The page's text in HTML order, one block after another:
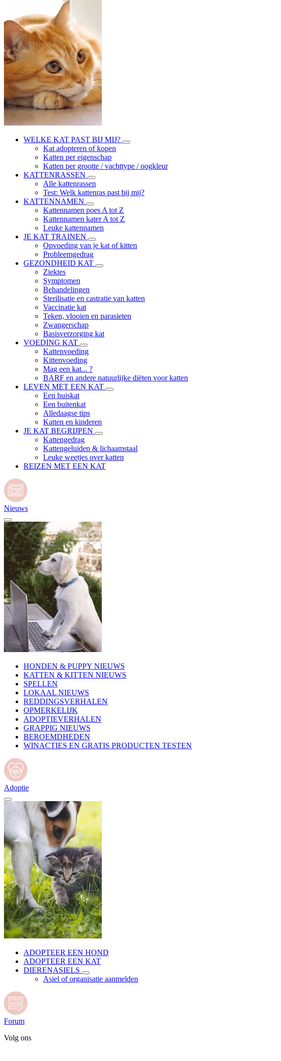
WELKE KAT PAST BIJ MIJ?
Kat adopteren of kopen
Katten per eigenschap
Katten per grootte / vachttype / oogkleur
KATTENRASSEN
Alle kattenrassen
Test: Welk kattenras past bij mij?
KATTENNAMEN
Kattennamen poes A tot Z
Kattennamen kater A tot Z
Leuke kattennamen
JE KAT TRAINEN
Opvoeding van je kat of kitten
Probleemgedrag
GEZONDHEID KAT
Ziektes
Symptomen
Behandelingen
Sterilisatie en castratie van katten
Vaccinatie kat
Teken, vlooien en parasieten
Zwangerschap
Basisverzorging kat
VOEDING KAT
Kattenvoeding
Kittenvoeding
Mag een kat... ?
BARF en andere natuurlijke diëten voor katten
LEVEN MET EEN KAT
Een huiskat
Een buitenkat
Alledaagse tips
Katten en kinderen
JE KAT BEGRIJPEN
Kattengedrag
Kattengeluiden & lichaamstaal
Leuke weetjes over katten
REIZEN MET EEN KAT
Nieuws
HONDEN & PUPPY NIEUWS
KATTEN & KITTEN NIEUWS
SPELLEN
LOKAAL NIEUWS
REDDINGSVERHALEN
OPMERKELIJK
ADOPTIEVERHALEN
GRAPPIG NIEUWS
BEROEMDHEDEN
WINACTIES EN GRATIS PRODUCTEN TESTEN
Adoptie
ADOPTEER EEN HOND
ADOPTEER EEN KAT
DIERENASIELS
Asiel of organisatie aanmelden
Forum
Volg ons